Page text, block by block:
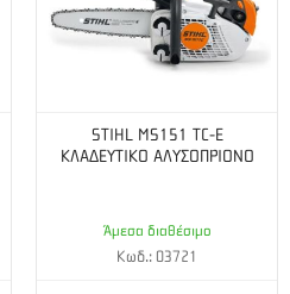
STIHL MS151 TC-E
ΚΛΑΔΕΥΤΙΚΟ ΑΛΥΣΟΠΡΙΟΝΟ
Άμεσα διαθέσιμο
Κωδ.: 03721